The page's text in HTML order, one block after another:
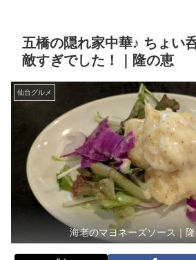
五橋の隠れ家中華♪ ちょい
敵すぎでした！｜隆の恵
仙台グルメ
海老のマヨネーズソース｜